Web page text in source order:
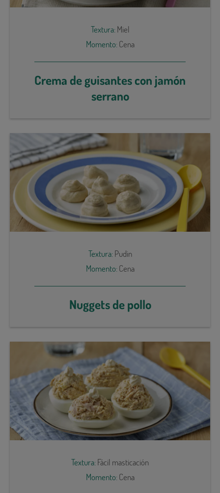
Textura:Miel
Momento:Cena
Crema de guisantes con jamón
serrano
Textura:Pudin
Momento:Cena
Nuggets de pollo
Textura:Fácil masticación
Momento:Cena